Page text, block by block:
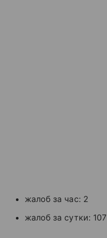
жалоб за час: 2
жалоб за сутки: 107